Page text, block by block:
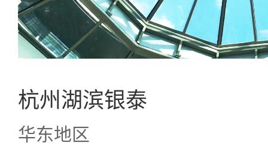
杭州湖滨银泰
华东地区